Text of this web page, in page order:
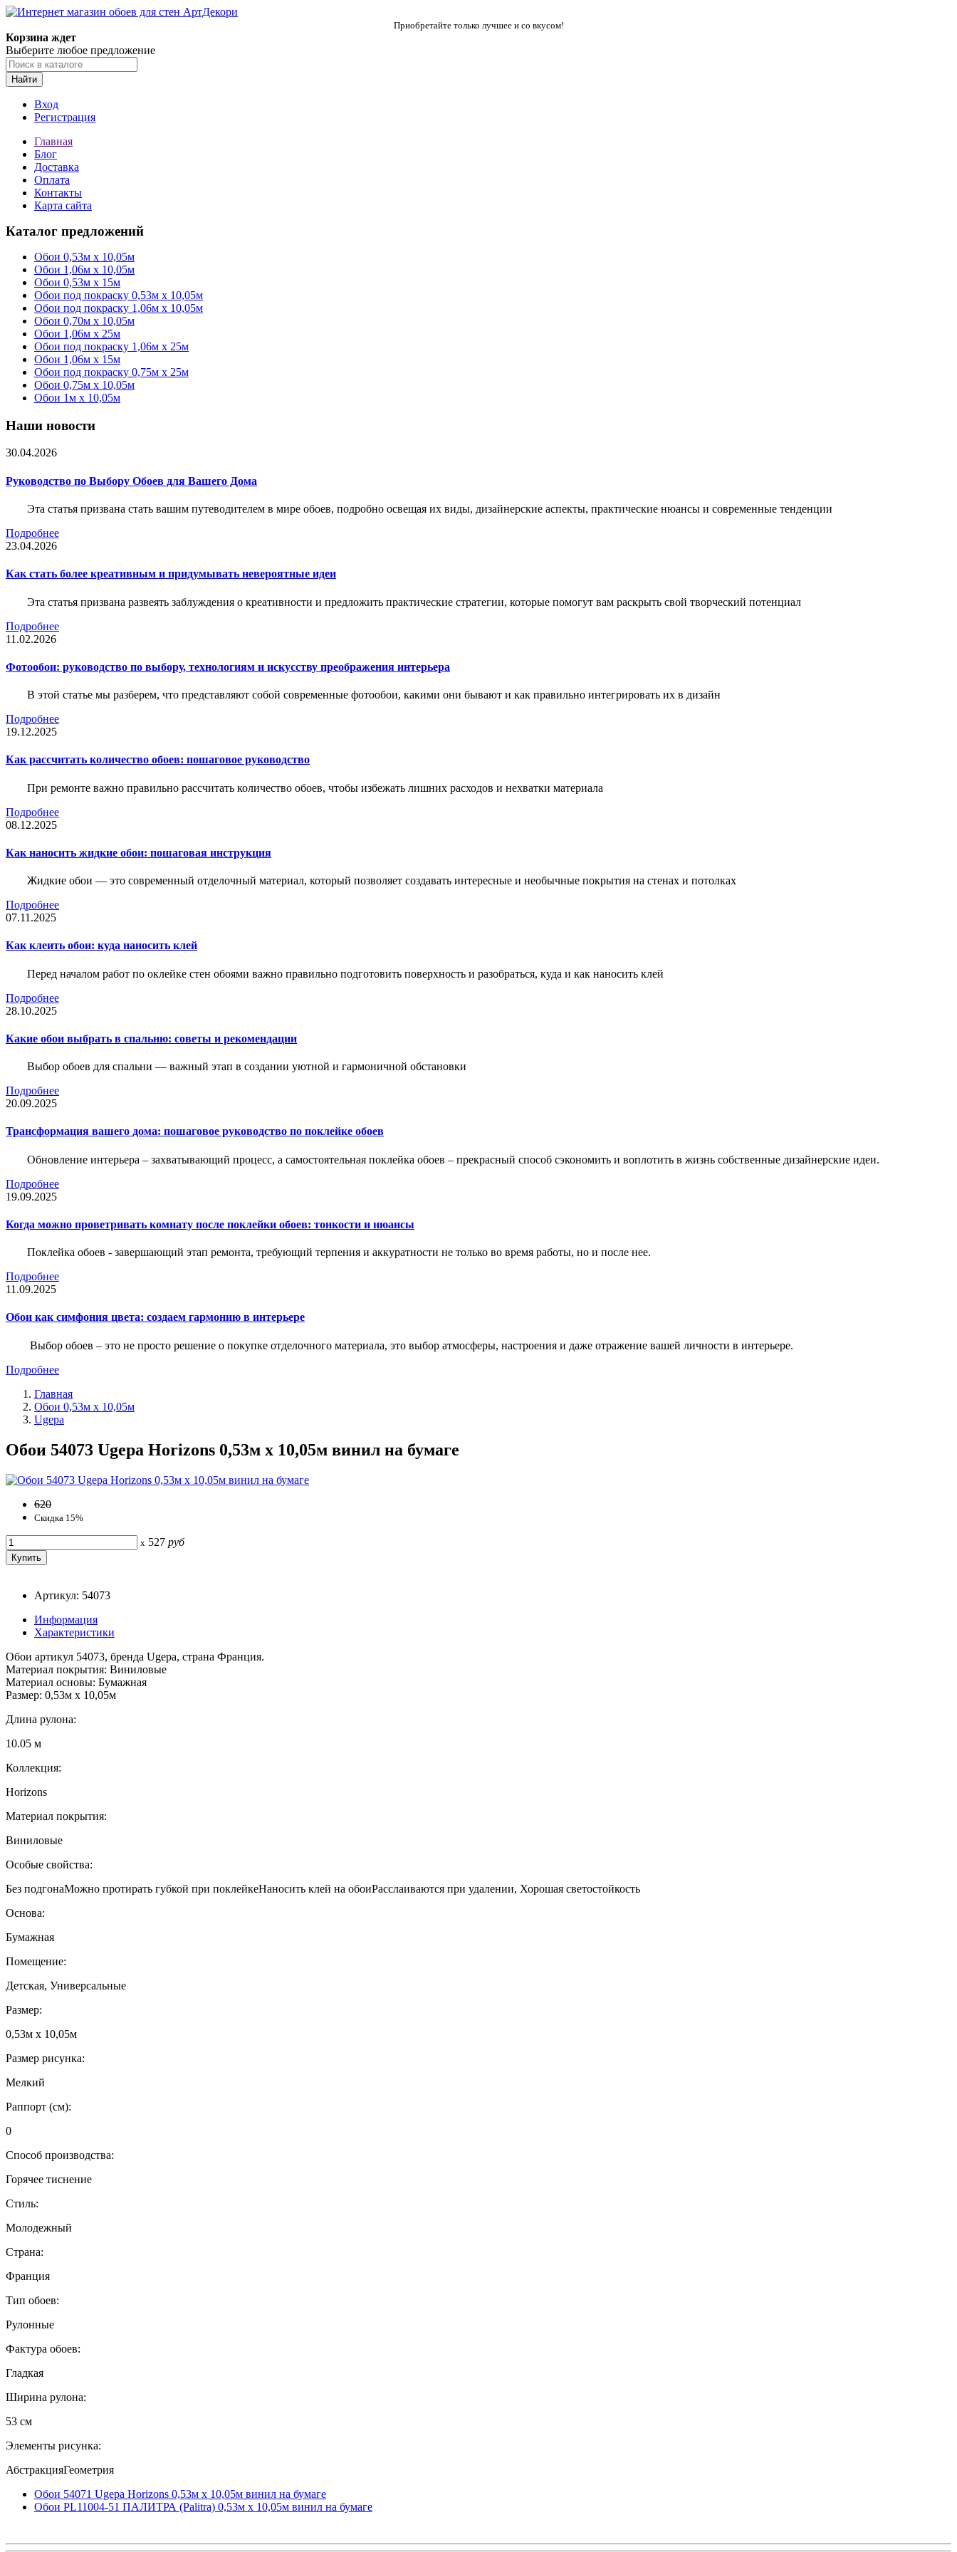
Приобретайте только лучшее и со вкусом!
Корзина ждет
Выберите любое предложение
Найти
Вход
Регистрация
Главная
Блог
Доставка
Оплата
Контакты
Карта сайта
Каталог предложений
Обои 0,53м x 10,05м
Обои 1,06м х 10,05м
Обои 0,53м x 15м
Обои под покраску 0,53м x 10,05м
Обои под покраску 1,06м х 10,05м
Обои 0,70м x 10,05м
Обои 1,06м x 25м
Обои под покраску 1,06м x 25м
Обои 1,06м x 15м
Обои под покраску 0,75м x 25м
Обои 0,75м x 10,05м
Обои 1м х 10,05м
Наши новости
30.04.2026
Руководство по Выбору Обоев для Вашего Дома
Эта статья призвана стать вашим путеводителем в мире обоев, подробно освещая их виды, дизайнерские аспекты, практические нюансы и современные тенденции
Подробнее
23.04.2026
Как стать более креативным и придумывать невероятные идеи
Эта статья призвана развеять заблуждения о креативности и предложить практические стратегии, которые помогут вам раскрыть свой творческий потенциал
Подробнее
11.02.2026
Фотообои: руководство по выбору, технологиям и искусству преображения интерьера
В этой статье мы разберем, что представляют собой современные фотообои, какими они бывают и как правильно интегрировать их в дизайн
Подробнее
19.12.2025
Как рассчитать количество обоев: пошаговое руководство
При ремонте важно правильно рассчитать количество обоев, чтобы избежать лишних расходов и нехватки материала
Подробнее
08.12.2025
Как наносить жидкие обои: пошаговая инструкция
Жидкие обои — это современный отделочный материал, который позволяет создавать интересные и необычные покрытия на стенах и потолках
Подробнее
07.11.2025
Как клеить обои: куда наносить клей
Перед началом работ по оклейке стен обоями важно правильно подготовить поверхность и разобраться, куда и как наносить клей
Подробнее
28.10.2025
Какие обои выбрать в спальню: советы и рекомендации
Выбор обоев для спальни — важный этап в создании уютной и гармоничной обстановки
Подробнее
20.09.2025
Трансформация вашего дома: пошаговое руководство по поклейке обоев
Обновление интерьера – захватывающий процесс, а самостоятельная поклейка обоев – прекрасный способ сэкономить и воплотить в жизнь собственные дизайнерские идеи.
Подробнее
19.09.2025
Когда можно проветривать комнату после поклейки обоев: тонкости и нюансы
Поклейка обоев - завершающий этап ремонта, требующий терпения и аккуратности не только во время работы, но и после нее.
Подробнее
11.09.2025
Обои как симфония цвета: создаем гармонию в интерьере
Выбор обоев – это не просто решение о покупке отделочного материала, это выбор атмосферы, настроения и даже отражение вашей личности в интерьере.
Подробнее
Главная
Обои 0,53м x 10,05м
Ugepa
Обои 54073 Ugepa Horizons 0,53м x 10,05м винил на бумаге
620
Скидка 15%
x 527 руб
Артикул: 54073
Информация
Характеристики
Обои артикул 54073, бренда Ugepa, страна Франция.
Материал покрытия: Виниловые
Материал основы: Бумажная
Размер: 0,53м x 10,05м
Длина рулона:
10.05 м
Коллекция:
Horizons
Материал покрытия:
Виниловые
Особые свойства:
Без подгонаМожно протирать губкой при поклейкеНаносить клей на обоиРасслаиваются при удалении, Хорошая светостойкость
Основа:
Бумажная
Помещение:
Детская, Универсальные
Размер:
0,53м x 10,05м
Размер рисунка:
Мелкий
Раппорт (см):
0
Способ производства:
Горячее тиснение
Стиль:
Молодежный
Страна:
Франция
Тип обоев:
Рулонные
Фактура обоев:
Гладкая
Ширина рулона:
53 см
Элементы рисунка:
АбстракцияГеометрия
Обои 54071 Ugepa Horizons 0,53м x 10,05м винил на бумаге
Обои PL11004-51 ПАЛИТРА (Palitra) 0,53м x 10,05м винил на бумаге